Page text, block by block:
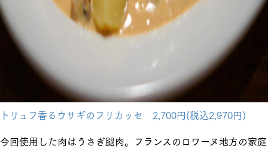
トリュフ香るウサギのフリカッセ 2,700円(税込2,970円)
今回使用した肉はうさぎ腿肉。フランスのロワーヌ地方の家庭